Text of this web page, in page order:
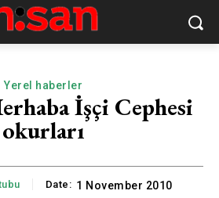
Yerel haberler
İşçi Cephesi
okurları
Date: 1 November 2010